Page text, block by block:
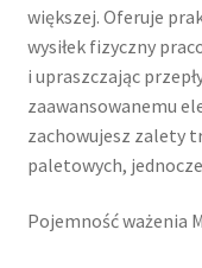
większej. Oferuje
wysiłek fizyczny
i upraszczając
zaawansowanemu
zachowujesz zalety
paletowych,
Pojemność ważenia